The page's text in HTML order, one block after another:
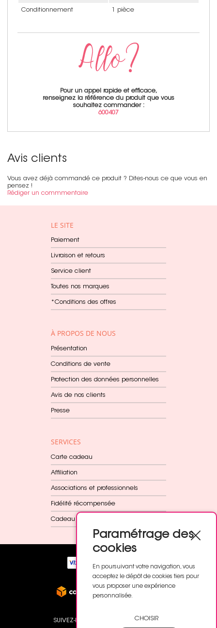
Conditionnement 1 pièce
Pour un appel rapide et efficace,
renseignez la référence du produit que vous
souhaitez commander :
600407
Avis clients
Vous avez déjà commandé ce produit ? Dites-nous ce que vous en
pensez !
Rédiger un commmentaire
LE SITE
Paiement
Livraison et retours
Service client
Toutes nos marques
*Conditions des offres
À PROPOS DE NOUS
Présentation
Conditions de vente
Protection des données personnelles
Avis de nos clients
Presse
SERVICES
Carte cadeau
Affiliation
Associations et professionnels
Fidélité récompensée
Cadeau dès 60€
SUIVEZ-NOUS
Paramétrage des
cookies
En poursuivant votre navigation, vous
acceptez le dépôt de cookies tiers pour
vous proposer une expérience
personnalisée.
CHOISIR